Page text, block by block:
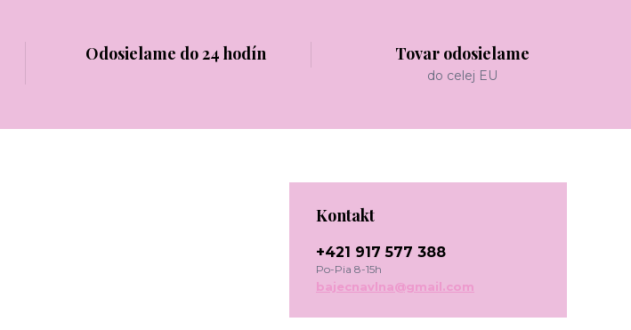
Odosielame do 24 hodín Tovar odosielame
do celej EU
Kontakt
+421 917 577 388
Po-Pia 8-15h
bajecnavlna@gmail.com